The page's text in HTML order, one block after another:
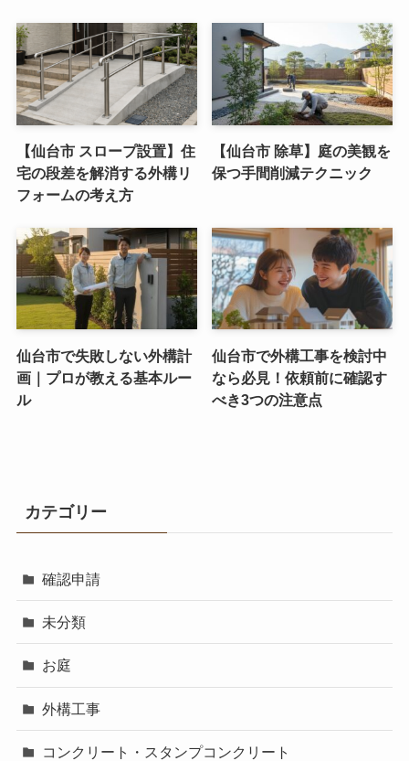
【仙台市 スロープ設置】住
宅の段差を解消する外構リ
フォームの考え方
【仙台市 除草】庭の美観を
保つ手間削減テクニック
仙台市で失敗しない外構計
画｜プロが教える基本ルー
ル
仙台市で外構工事を検討中
なら必見！依頼前に確認す
べき3つの注意点
カテゴリー
確認申請
未分類
お庭
外構工事
コンクリート・スタンプコンクリート